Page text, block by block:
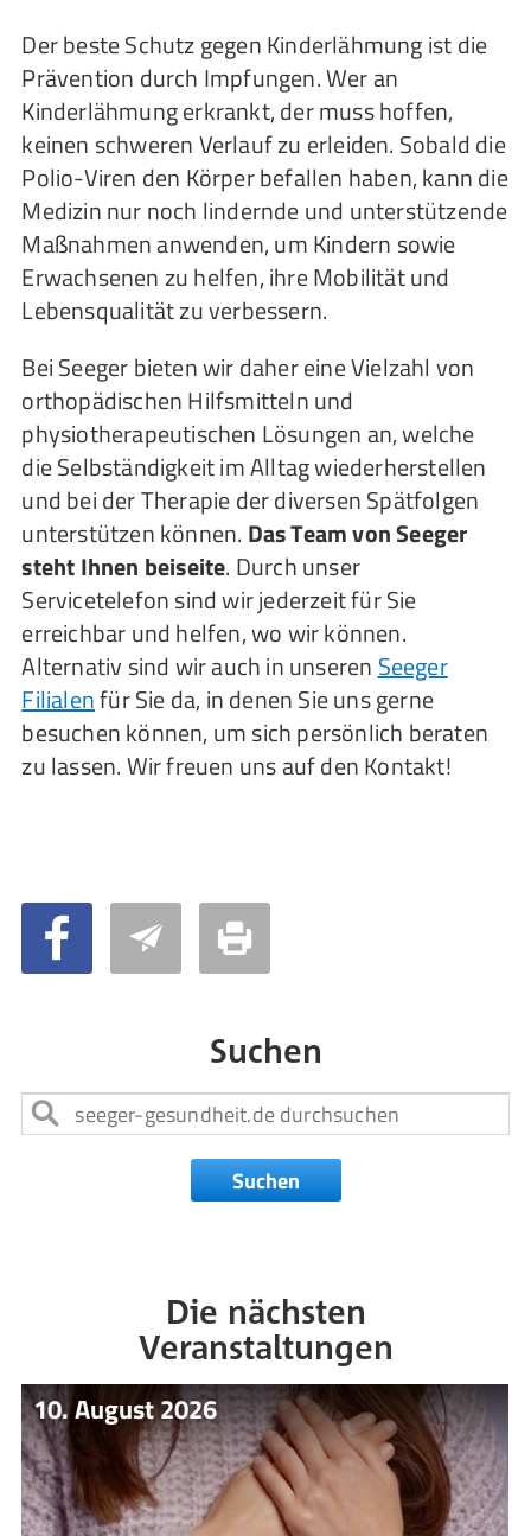
Der beste Schutz gegen Kinderlähmung ist die
Prävention durch Impfungen. Wer an
Kinderlähmung erkrankt, der muss hoffen,
keinen schweren Verlauf zu erleiden. Sobald die
Polio-Viren den Körper befallen haben, kann die
Medizin nur noch lindernde und unterstützende
Maßnahmen anwenden, um Kindern sowie
Erwachsenen zu helfen, ihre Mobilität und
Lebensqualität zu verbessern.
Bei Seeger bieten wir daher eine Vielzahl von
orthopädischen Hilfsmitteln und
physiotherapeutischen Lösungen an, welche
die Selbständigkeit im Alltag wiederherstellen
und bei der Therapie der diversen Spätfolgen
unterstützen können. Das Team von Seeger
steht Ihnen beiseite. Durch unser
Servicetelefonsind wir jederzeit für Sie
erreichbar und helfen, wo wir können.
Alternativ sind wir auch in unseren Seeger
Filialenfür Sie da, in denen Sie uns gerne
besuchen können, um sich persönlich beraten
zu lassen. Wir freuen uns auf den Kontakt!
Suchen
Suchen
Die nächsten
Veranstaltungen
10. August 2026